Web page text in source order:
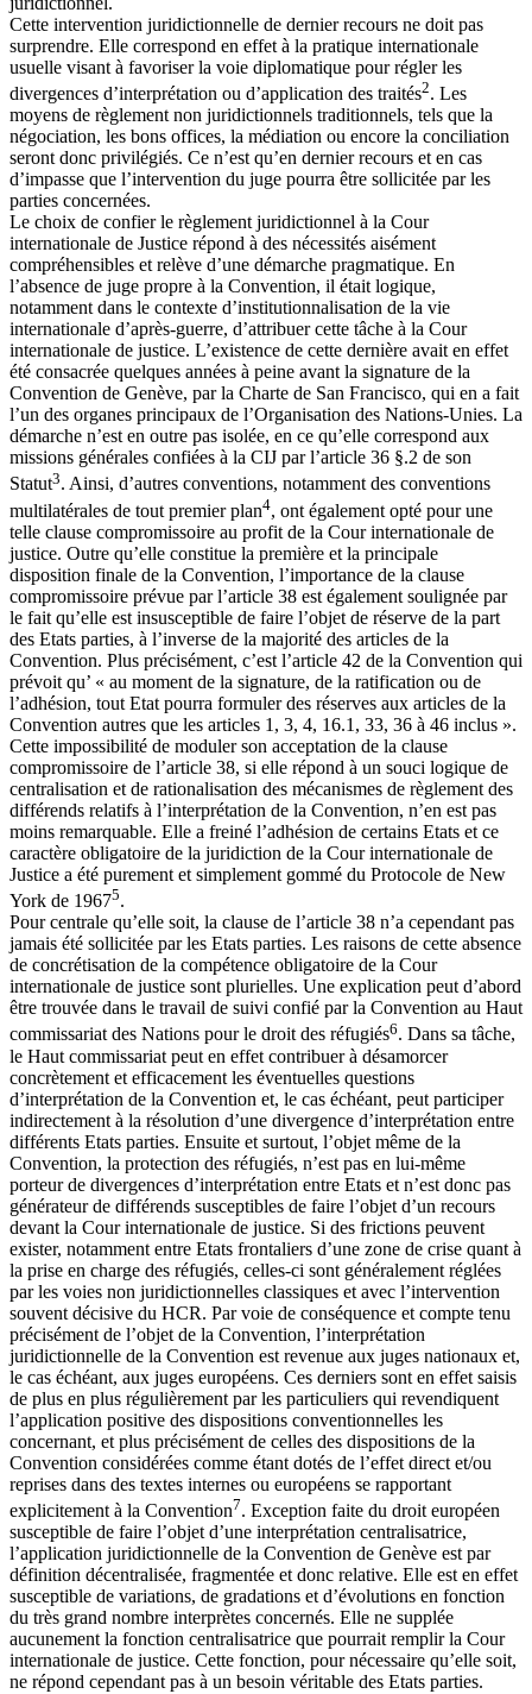
Cette intervention juridictionnelle de dernier recours ne doit pas
surprendre. Elle correspond en effet à la pratique internationale
usuelle visant à favoriser la voie diplomatique pour régler les
divergences d’interprétation ou d’application des traités2. Les
moyens de règlement non juridictionnels traditionnels, tels que la
négociation, les bons offices, la médiation ou encore la conciliation
seront donc privilégiés. Ce n’est qu’en dernier recours et en cas
d’impasse que l’intervention du juge pourra être sollicitée par les
parties concernées.
Le choix de confier le règlement juridictionnel à la Cour
internationale de Justice répond à des nécessités aisément
compréhensibles et relève d’une démarche pragmatique. En
l’absence de juge propre à la Convention, il était logique,
notamment dans le contexte d’institutionnalisation de la vie
internationale d’après-guerre, d’attribuer cette tâche à la Cour
internationale de justice. L’existence de cette dernière avait en effet
été consacrée quelques années à peine avant la signature de la
Convention de Genève, par la Charte de San Francisco, qui en a fait
l’un des organes principaux de l’Organisation des Nations-Unies. La
démarche n’est en outre pas isolée, en ce qu’elle correspond aux
missions générales confiées à la CIJ par l’article 36 §.2 de son
Statut3. Ainsi, d’autres conventions, notamment des conventions
multilatérales de tout premier plan4, ont également opté pour une
telle clause compromissoire au profit de la Cour internationale de
justice. Outre qu’elle constitue la première et la principale
disposition finale de la Convention, l’importance de la clause
compromissoire prévue par l’article 38 est également soulignée par
le fait qu’elle est insusceptible de faire l’objet de réserve de la part
des Etats parties, à l’inverse de la majorité des articles de la
Convention. Plus précisément, c’est l’article 42 de la Convention qui
prévoit qu’ « au moment de la signature, de la ratification ou de
l’adhésion, tout Etat pourra formuler des réserves aux articles de la
Convention autres que les articles 1, 3, 4, 16.1, 33, 36 à 46 inclus ».
Cette impossibilité de moduler son acceptation de la clause
compromissoire de l’article 38, si elle répond à un souci logique de
centralisation et de rationalisation des mécanismes de règlement des
différends relatifs à l’interprétation de la Convention, n’en est pas
moins remarquable. Elle a freiné l’adhésion de certains Etats et ce
caractère obligatoire de la juridiction de la Cour internationale de
Justice a été purement et simplement gommé du Protocole de New
York de 19675.
Pour centrale qu’elle soit, la clause de l’article 38 n’a cependant pas
jamais été sollicitée par les Etats parties. Les raisons de cette absence
de concrétisation de la compétence obligatoire de la Cour
internationale de justice sont plurielles. Une explication peut d’abord
être trouvée dans le travail de suivi confié par la Convention au Haut
commissariat des Nations pour le droit des réfugiés6. Dans sa tâche,
le Haut commissariat peut en effet contribuer à désamorcer
concrètement et efficacement les éventuelles questions
d’interprétation de la Convention et, le cas échéant, peut participer
indirectement à la résolution d’une divergence d’interprétation entre
différents Etats parties. Ensuite et surtout, l’objet même de la
Convention, la protection des réfugiés, n’est pas en lui-même
porteur de divergences d’interprétation entre Etats et n’est donc pas
générateur de différends susceptibles de faire l’objet d’un recours
devant la Cour internationale de justice. Si des frictions peuvent
exister, notamment entre Etats frontaliers d’une zone de crise quant à
la prise en charge des réfugiés, celles-ci sont généralement réglées
par les voies non juridictionnelles classiques et avec l’intervention
souvent décisive du HCR. Par voie de conséquence et compte tenu
précisément de l’objet de la Convention, l’interprétation
juridictionnelle de la Convention est revenue aux juges nationaux et,
le cas échéant, aux juges européens. Ces derniers sont en effet saisis
de plus en plus régulièrement par les particuliers qui revendiquent
l’application positive des dispositions conventionnelles les
concernant, et plus précisément de celles des dispositions de la
Convention considérées comme étant dotés de l’effet direct et/ou
reprises dans des textes internes ou européens se rapportant
explicitement à la Convention7. Exception faite du droit européen
susceptible de faire l’objet d’une interprétation centralisatrice,
l’application juridictionnelle de la Convention de Genève est par
définition décentralisée, fragmentée et donc relative. Elle est en effet
susceptible de variations, de gradations et d’évolutions en fonction
du très grand nombre interprètes concernés. Elle ne supplée
aucunement la fonction centralisatrice que pourrait remplir la Cour
internationale de justice. Cette fonction, pour nécessaire qu’elle soit,
ne répond cependant pas à un besoin véritable des Etats parties.